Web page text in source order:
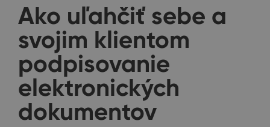
Ako uľahčiť sebe a
svojim klientom
podpisovanie
elektronických
dokumentov